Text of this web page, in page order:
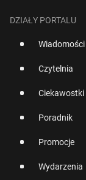
DZIAŁY PORTALU
Wiadomości
Czytelnia
Ciekawostki
Poradnik
Promocje
Wydarzenia